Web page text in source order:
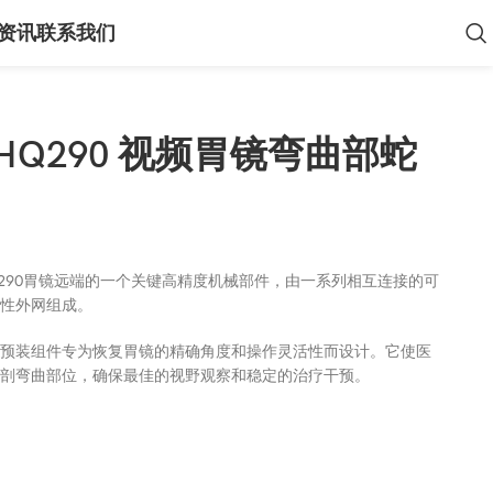
讯联系我们
视频胃镜弯曲部蛇
胃镜远端的一个关键高精度机械部件，由一系列相互连接的可
外网组成。
装组件专为恢复胃镜的精确角度和操作灵活性而设计。它使医
弯曲部位，确保最佳的视野观察和稳定的治疗干预。